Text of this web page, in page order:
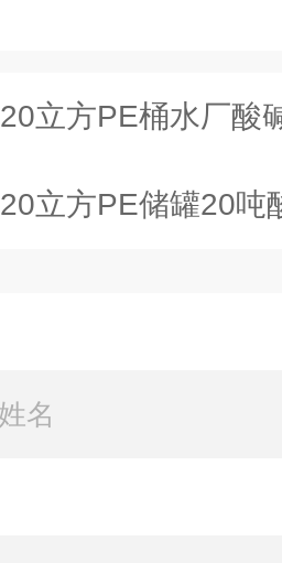
20立方PE桶水厂酸碱液体
20立方PE储罐20吨酸碱药剂